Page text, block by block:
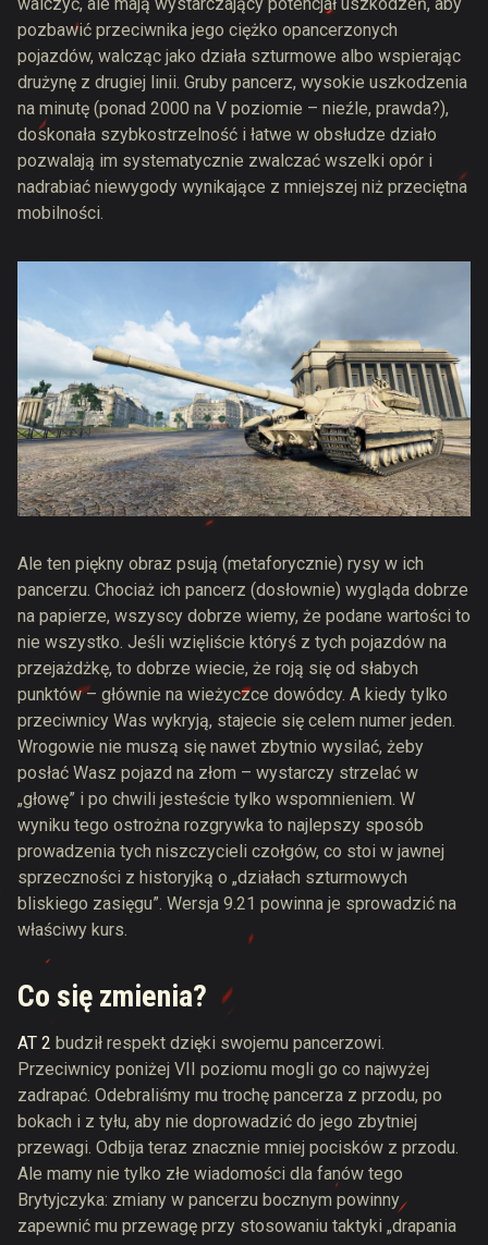
pozbawić przeciwnika jego ciężko opancerzonych
pojazdów, walcząc jako działa szturmowe albo wspierając
drużynę z drugiej linii. Gruby pancerz, wysokie uszkodzenia
na minutę (ponad 2000 na V poziomie – nieźle, prawda?),
doskonała szybkostrzelność i łatwe w obsłudze działo
pozwalają im systematycznie zwalczać wszelki opór i
nadrabiać niewygody wynikające z mniejszej niż przeciętna
mobilności.
Ale ten piękny obraz psują (metaforycznie) rysy w ich
pancerzu. Chociaż ich pancerz (dosłownie) wygląda dobrze
na papierze, wszyscy dobrze wiemy, że podane wartości to
nie wszystko. Jeśli wzięliście któryś z tych pojazdów na
przejażdżkę, to dobrze wiecie, że roją się od słabych
punktów – głównie na wieżyczce dowódcy. A kiedy tylko
przeciwnicy Was wykryją, stajecie się celem numer jeden.
Wrogowie nie muszą się nawet zbytnio wysilać, żeby
posłać Wasz pojazd na złom – wystarczy strzelać w
„głowę” i po chwili jesteście tylko wspomnieniem. W
wyniku tego ostrożna rozgrywka to najlepszy sposób
prowadzenia tych niszczycieli czołgów, co stoi w jawnej
sprzeczności z historyjką o „działach szturmowych
bliskiego zasięgu”. Wersja 9.21 powinna je sprowadzić na
właściwy kurs.
Co się zmienia?
AT 2 budził respekt dzięki swojemu pancerzowi.
Przeciwnicy poniżej VII poziomu mogli go co najwyżej
zadrapać. Odebraliśmy mu trochę pancerza z przodu, po
bokach i z tyłu, aby nie doprowadzić do jego zbytniej
przewagi. Odbija teraz znacznie mniej pocisków z przodu.
Ale mamy nie tylko złe wiadomości dla fanów tego
Brytyjczyka: zmiany w pancerzu bocznym powinny
zapewnić mu przewagę przy stosowaniu taktyki „drapania